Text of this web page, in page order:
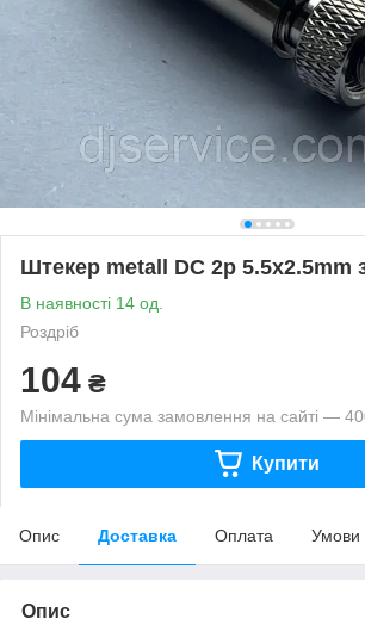
Штекер metall DC 2p 5.5x2.5mm
В наявності 14 од.
Роздріб
104 ₴
Мінімальна сума замовлення на сайті —
Купити
Опис Доставка Оплата Умови
Опис